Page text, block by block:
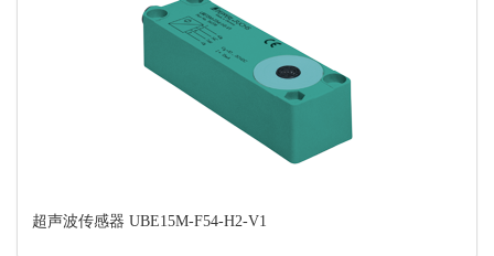
超声波传感器 UBE15M-F54-H2-V1